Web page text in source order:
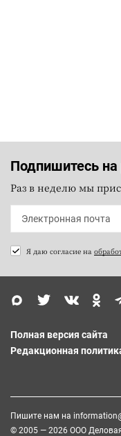
Подпишитесь
Раз в неделю мы
Я даю согласие на
Полная версия сайта
Редакционная
Пишите нам на
© 2005 — 2026 ООО Деловая